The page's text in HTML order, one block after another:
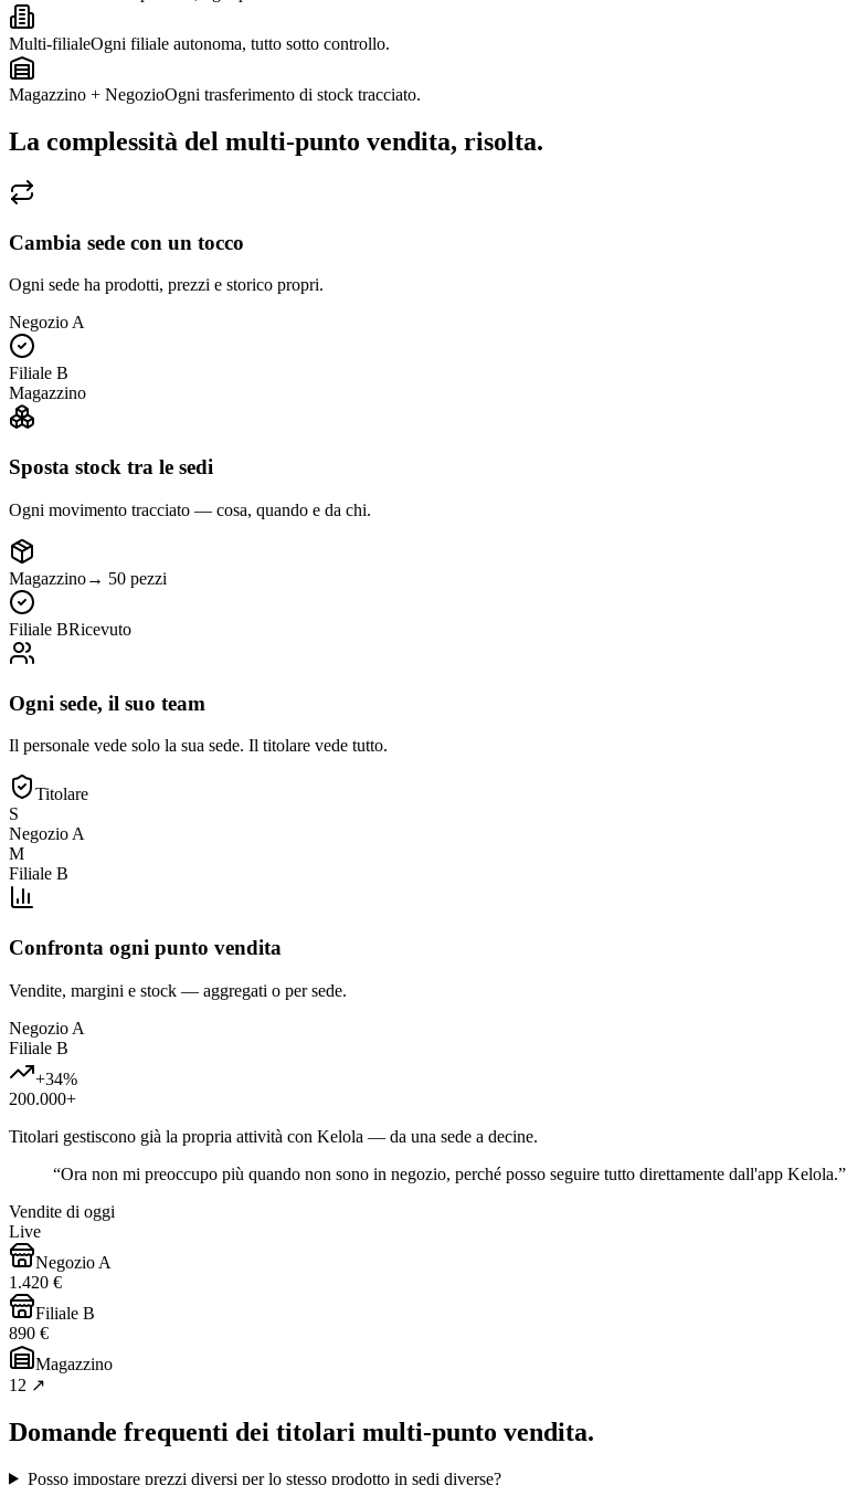
Multi-filialeOgni filiale autonoma, tutto sotto controllo.
Magazzino + NegozioOgni trasferimento di stock tracciato.
La complessità del multi-punto vendita, risolta.
Cambia sede con un tocco
Ogni sede ha prodotti, prezzi e storico propri.
Negozio A
Filiale B
Magazzino
Sposta stock tra le sedi
Ogni movimento tracciato — cosa, quando e da chi.
Magazzino→ 50 pezzi
Filiale BRicevuto
Ogni sede, il suo team
Il personale vede solo la sua sede. Il titolare vede tutto.
Titolare
S
Negozio A
M
Filiale B
Confronta ogni punto vendita
Vendite, margini e stock — aggregati o per sede.
Negozio A
Filiale B
+34%
200.000+
Titolari gestiscono già la propria attività con Kelola — da una sede a decine.
“Ora non mi preoccupo più quando non sono in negozio, perché posso seguire tutto direttamente dall'app Kelola.”
Vendite di oggi
Live
Negozio A
1.420 €
Filiale B
890 €
Magazzino
12 ↗
Domande frequenti dei titolari multi-punto vendita.
Posso impostare prezzi diversi per lo stesso prodotto in sedi diverse?